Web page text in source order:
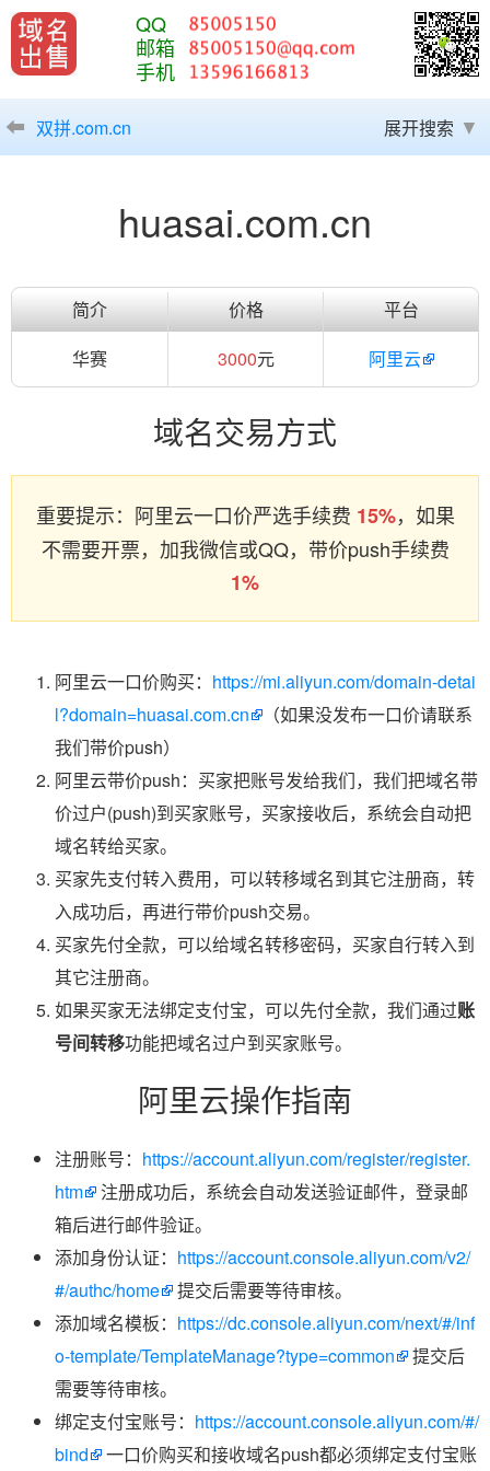
QQ
邮箱
手机
双拼.com.cn 展开搜索
huasai.com.cn
简介 价格
平台
华赛
3000元 阿里云
域名交易方式
重要提示：阿里云一口价严选手续费 15%，如果
不需要开票，加我微信或QQ，带价push手续费
1%
阿里云一口价购买： https://mi.aliyun.com/domain-detai
l?domain=huasai.com.cn
（如果没发布一口价请联系
我们带价push）
阿里云带价push：买家把账号发给我们，我们把域名带
价过户(push)到买家账号，买家接收后，系统会自动把
域名转给买家。
买家先支付转入费用，可以转移域名到其它注册商，转
入成功后，再进行带价push交易。
买家先付全款，可以给域名转移密码，买家自行转入到
其它注册商。
如果买家无法绑定支付宝，可以先付全款，我们通过账
号间转移功能把域名过户到买家账号。
阿里云操作指南
注册账号： https://account.aliyun.com/register/register.
htm
注册成功后，系统会自动发送验证邮件，登录邮
箱后进行邮件验证。
添加身份认证： https://account.console.aliyun.com/v2/
#/authc/home
提交后需要等待审核。
添加域名模板： https://dc.console.aliyun.com/next/#/inf
o-template/TemplateManage?type=common
提交后
需要等待审核。
绑定支付宝账号： https://account.console.aliyun.com/#/
bind
一口价购买和接收域名push都必须绑定支付宝账